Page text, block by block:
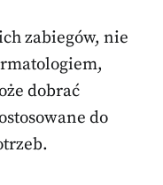
zabiegów, nie
dobrać
do